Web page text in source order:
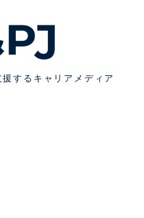
するキャリアメディア